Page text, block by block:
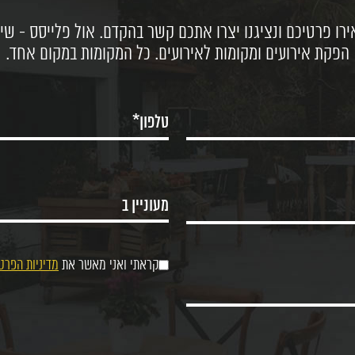
פרטיכם ונציגנו יצרו אתכם קשר בהקדם. אול פלייסס -
הפקת אירועים ומקומות לאירועים. כל המקומות במקום אחד.
קראתי ואני מאשר את מדיניות